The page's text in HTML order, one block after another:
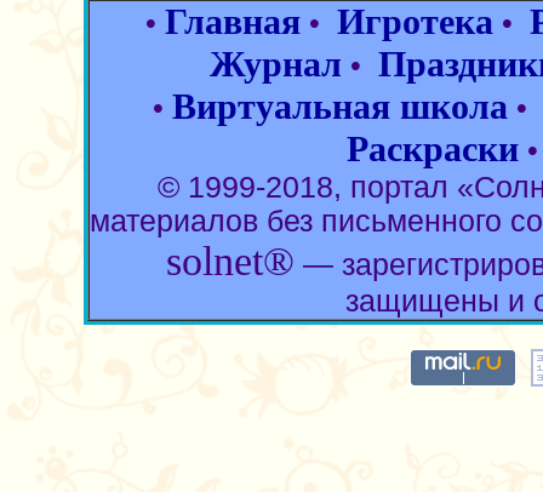
• Главная • Игротека •
Журнал •
• Виртуальная школа •
Раскраски
© 1999-2018, портал
материалов без письменного
solnet® —
защищены и